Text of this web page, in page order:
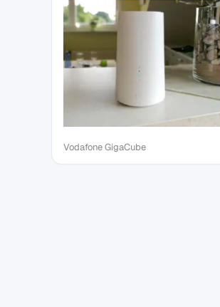
Vodafone GigaCube